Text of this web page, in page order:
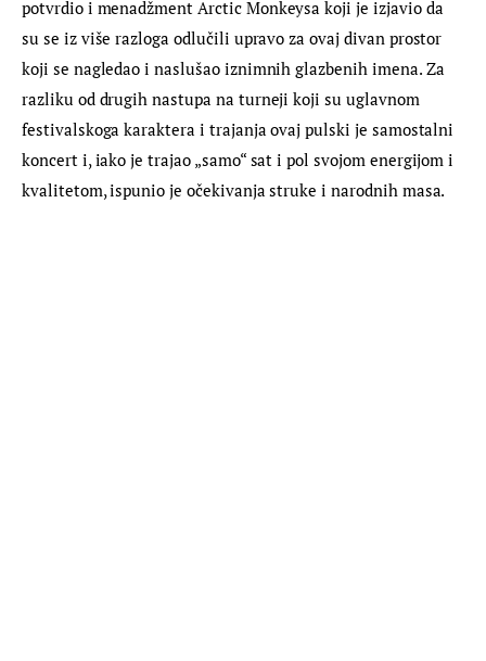
potvrdio i menadžment Arctic Monkeysa koji je izjavio da
su se iz više razloga odlučili upravo za ovaj divan prostor
koji se nagledao i naslušao iznimnih glazbenih imena. Za
razliku od drugih nastupa na turneji koji su uglavnom
festivalskoga karaktera i trajanja ovaj pulski je samostalni
koncert i, iako je trajao „samo“ sat i pol svojom energijom i
kvalitetom, ispunio je očekivanja struke i narodnih masa.